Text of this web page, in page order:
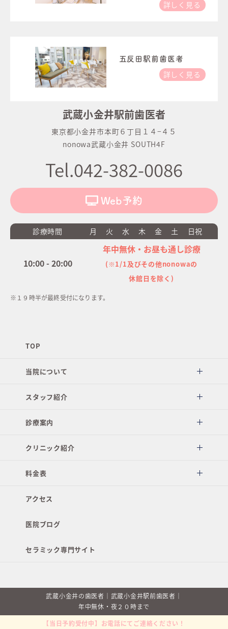
詳しく見る
五反田駅前歯医者
詳しく見る
武蔵小金井駅前歯医者
東京都小金井市本町６丁目１４−４５
nonowa武蔵小金井 SOUTH4F
Tel.042-382-0086
Web予約
診療時間 月 火 水 木 金 土 日祝
10:00 - 20:00
年中無休・お昼も通し診療
(※1/1及びその他nonowaの
休館日を除く)
※１９時半が最終受付になります。
TOP
当院について
スタッフ紹介
診療案内
クリニック紹介
料金表
アクセス
医院ブログ
セラミック専門サイト
武蔵小金井の歯医者｜武蔵小金井駅前歯医者｜
年中無休・夜２０時まで
【当日予約受付中】お電話にてご連絡ください！